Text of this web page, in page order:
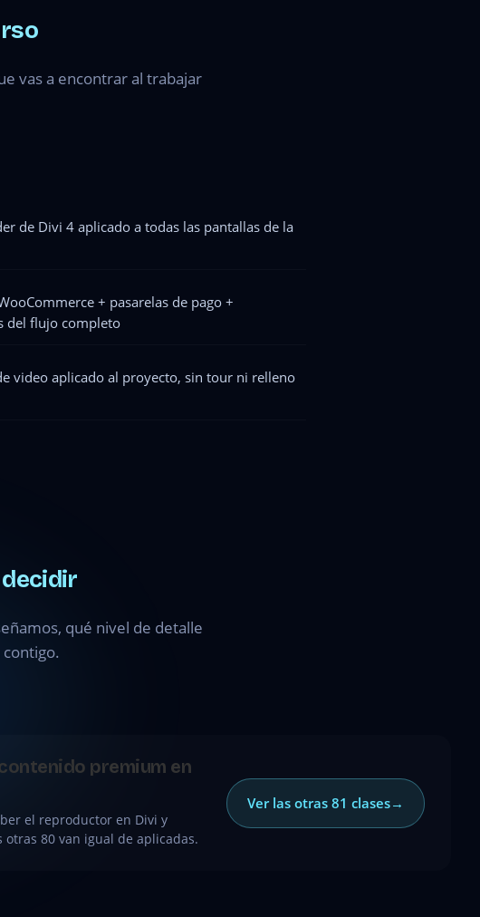
vas a encontrar al trabajar
de Divi 4 aplicado a todas las pantallas de la
+ pasarelas de pago +
del flujo completo
video aplicado al proyecto, sin tour ni relleno
qué nivel de detalle
premium en
el reproductor en Divi y
80 van igual de aplicadas.
Ver las otras 81 clases→